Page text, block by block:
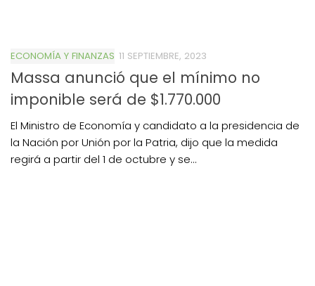
ECONOMÍA Y FINANZAS 11 SEPTIEMBRE, 2023
Massa anunció que el mínimo no
imponible será de $1.770.000
El Ministro de Economía y candidato a la presidencia de
la Nación por Unión por la Patria, dijo que la medida
regirá a partir del 1 de octubre y se...